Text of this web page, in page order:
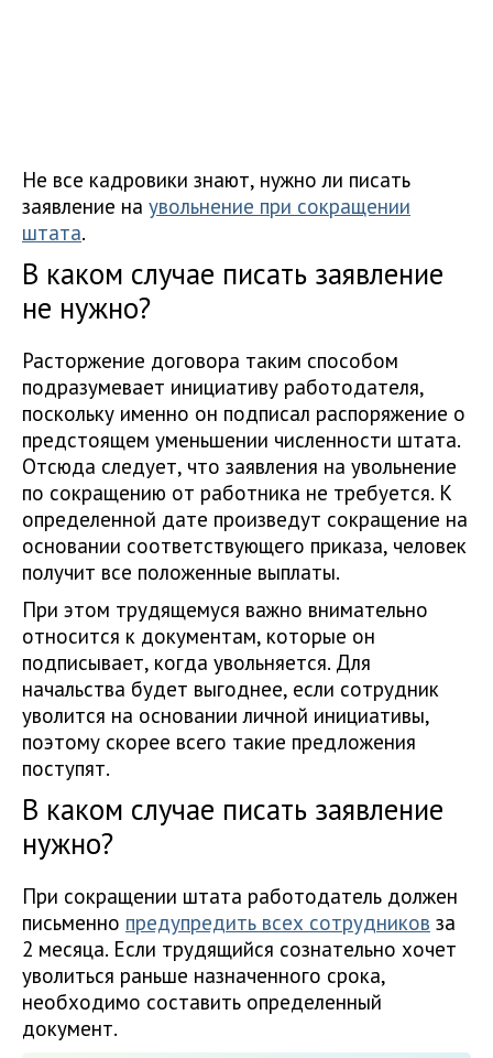
Не все кадровики знают, нужно ли писать
заявление на увольнение при сокращении
штата.
В каком случае писать заявление
не нужно?
Расторжение договора таким способом
подразумевает инициативу работодателя,
поскольку именно он подписал распоряжение о
предстоящем уменьшении численности штата.
Отсюда следует, что заявления на увольнение
по сокращению от работника не требуется. К
определенной дате произведут сокращение на
основании соответствующего приказа, человек
получит все положенные выплаты.
При этом трудящемуся важно внимательно
относится к документам, которые он
подписывает, когда увольняется. Для
начальства будет выгоднее, если сотрудник
уволится на основании личной инициативы,
поэтому скорее всего такие предложения
поступят.
В каком случае писать заявление
нужно?
При сокращении штата работодатель должен
письменно предупредить всех сотрудников за
2 месяца. Если трудящийся сознательно хочет
уволиться раньше назначенного срока,
необходимо составить определенный
документ.